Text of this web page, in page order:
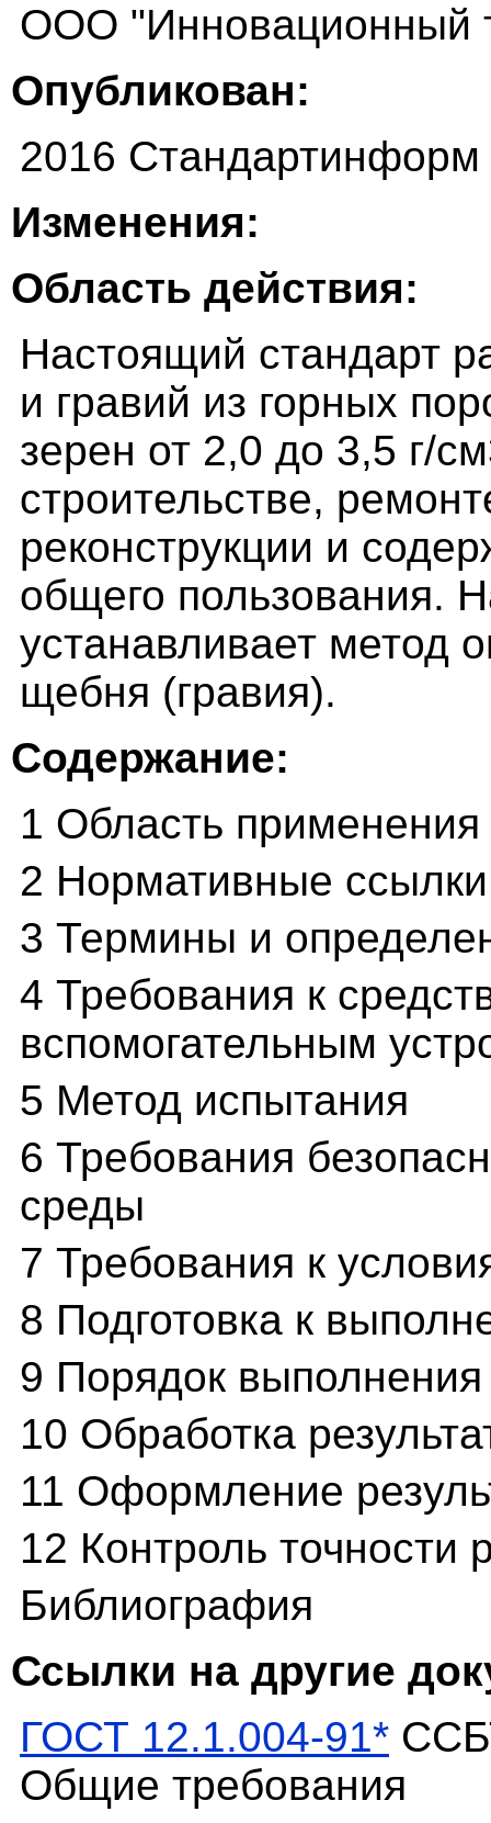
ООО "Инновационный
Опубликован:
2016 Стандартинформ
Изменения:
Область действия:
Настоящий стандарт
и гравий из горных
зерен от 2,0 до 3,5 г/
строительстве,
реконструкции и
общего пользования.
устанавливает метод
щебня (гравия).
Содержание:
1 Область применения
2 Нормативные ссылки
3 Термины и
4 Требования к
вспомогательным
5 Метод испытания
6 Требования
среды
7 Требования к
8 Подготовка к
9 Порядок
10 Обработка
11 Оформление
12 Контроль точности
Библиография
Ссылки на другие
ГОСТ 12.1.004-91*
Общие требования